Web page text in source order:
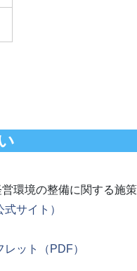
環境の整備に関する施
サイト）
ット（PDF）